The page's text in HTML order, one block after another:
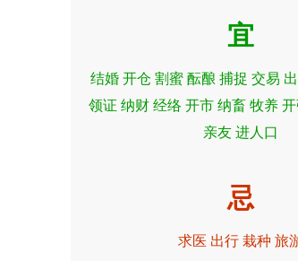
宜
结婚 开仓 割蜜 酝酿 捕捉 交易
领证 纳财 经络 开市 纳畜 牧养
亲友 进人口
忌
求医 出行 栽种 旅